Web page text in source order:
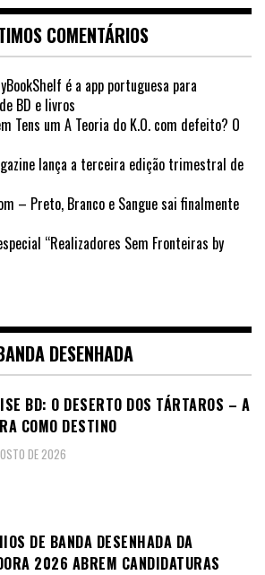
COMENTÁRIOS
é a app portuguesa para
BD e livros
Tens um A Teoria do K.O. com defeito? O
lança a terceira edição trimestral de
– Preto, Branco e Sangue sai finalmente
“Realizadores Sem Fronteiras by
DESENHADA
BD: O DESERTO DOS TÁRTAROS – A
COMO DESTINO
DE 2026
DE BANDA DESENHADA DA
2026 ABREM CANDIDATURAS